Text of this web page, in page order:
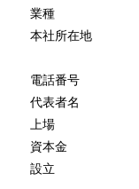
業種
本社所在地
電話番号
代表者名
上場
資本金
設立